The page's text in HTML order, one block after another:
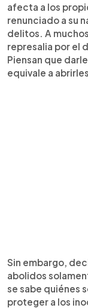
afecta a los
renunciado a su
delitos. A
represalia por el
Piensan que
equivale a
Sin embargo,
abolidos
se sabe quiénes
proteger a los